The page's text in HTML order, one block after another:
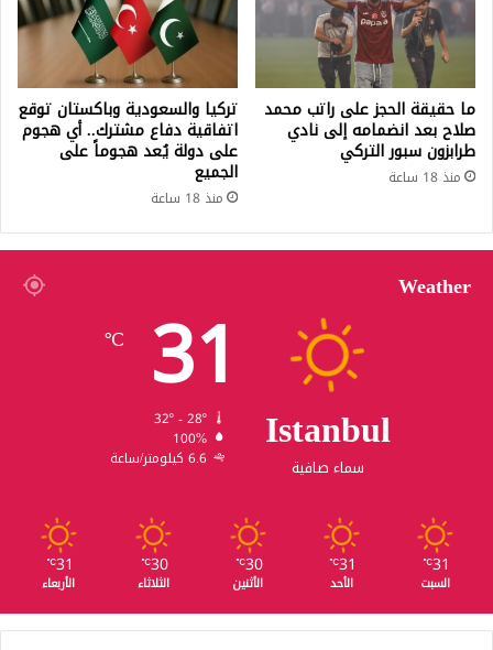
ما حقيقة الحجز على راتب محمد
صلاح بعد انضمامه إلى نادي
طرابزون سبور التركي
منذ 18 ساعة
تركيا والسعودية وباكستان توقع
اتفاقية دفاع مشترك.. أي هجوم
على دولة يُعد هجوماً على
الجميع
منذ 18 ساعة
Weather
Istanbul
سماء صافية
31
℃
32º - 28º
100%
6.6 كيلومتر/ساعة
31
℃
السبت
31
℃
الأحد
30
℃
الأثنين
30
℃
الثلاثاء
31
℃
الأربعاء